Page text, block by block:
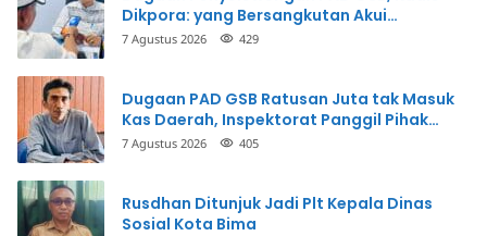
Dikpora: yang Bersangkutan Akui
Perbuatannya dan Siap Mengembalikan
7 Agustus 2026 429
Dugaan PAD GSB Ratusan Juta tak Masuk
Kas Daerah, Inspektorat Panggil Pihak
Terkait
7 Agustus 2026 405
Rusdhan Ditunjuk Jadi Plt Kepala Dinas
Sosial Kota Bima